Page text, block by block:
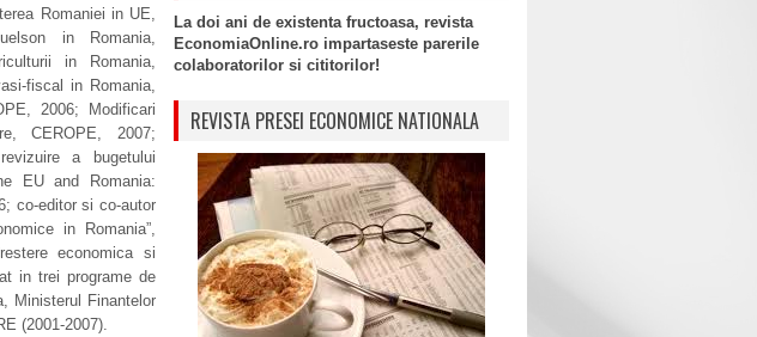
Romaniei in UE,
in Romania,
in Romania,
fiscal in Romania,
2006; Modificari
CEROPE, 2007;
a bugetului
EU and Romania:
co-editor si co-autor
in Romania”,
economica si
in trei programe de
Ministerul Finantelor
(2001-2007).
La doi ani de existenta fructoasa, revista
EconomiaOnline.ro impartaseste parerile
colaboratorilor si cititorilor!
REVISTA PRESEI ECONOMICE NATIONALA